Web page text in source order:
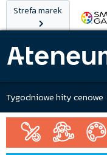
Strefa marek
Tygodniowe hity cenowe